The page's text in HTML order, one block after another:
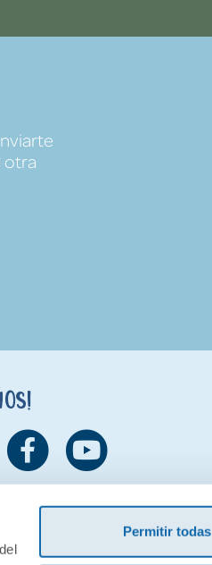
Permitir todas
otra